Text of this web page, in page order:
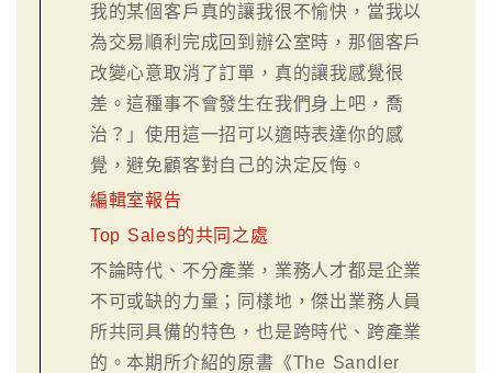
我的某個客戶真的讓我很不愉快，當我以
為交易順利完成回到辦公室時，那個客戶
改變心意取消了訂單，真的讓我感覺很
差。這種事不會發生在我們身上吧，喬
治？」使用這一招可以適時表達你的感
覺，避免顧客對自己的決定反悔。
編輯室報告
Top Sales的共同之處
不論時代、不分產業，業務人才都是企業
不可或缺的力量；同樣地，傑出業務人員
所共同具備的特色，也是跨時代、跨產業
的。本期所介紹的原書《The Sandler